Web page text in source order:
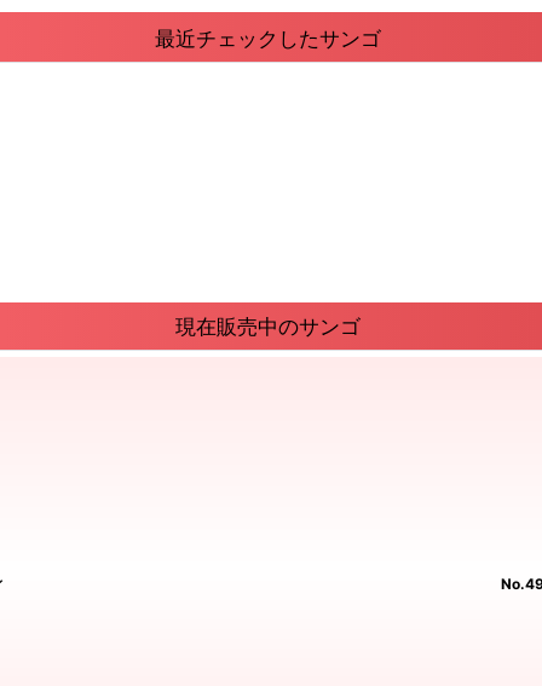
最近チェックしたサンゴ
現在販売中のサンゴ